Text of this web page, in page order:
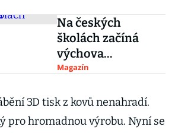
Na českých
školách začíná
výchova
konstruktérů
Magazín
3D tisk z kovů nenahradí.
pro hromadnou výrobu. Nyní se